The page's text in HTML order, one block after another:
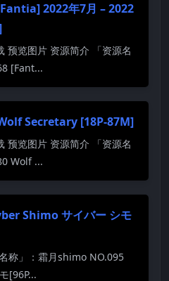
2022年7月 – 2022
览图片 资源简介 「资源名
[Fant...
Secretary [18P-87M]
览图片 资源简介 「资源名
Wolf ...
Shimo サイバー シモ
称」：霜月shimo NO.095
[96P...